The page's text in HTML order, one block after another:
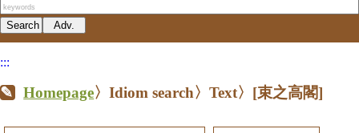
:::
Homepage〉Idiom search〉Text〉 [束之高閣]